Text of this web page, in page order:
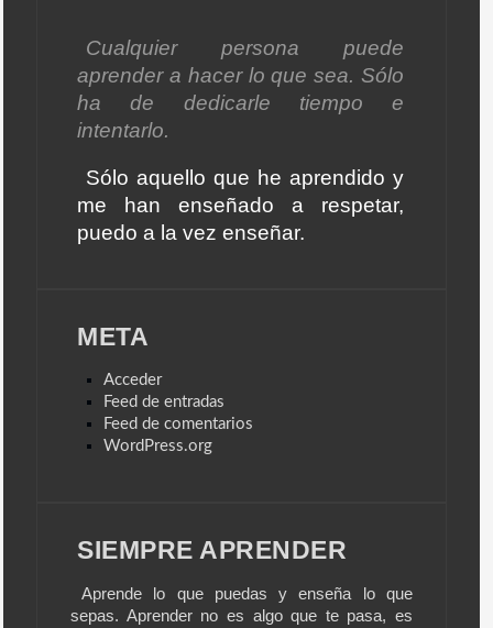
Cualquier persona puede
aprender a hacer lo que sea. Sólo
ha de dedicarle tiempo e
intentarlo.
Sólo aquello que he aprendido y
me han enseñado a respetar,
puedo a la vez enseñar.
META
Acceder
Feed de entradas
Feed de comentarios
WordPress.org
SIEMPRE APRENDER
Aprende lo que puedas y enseña lo que
sepas. Aprender no es algo que te pasa, es